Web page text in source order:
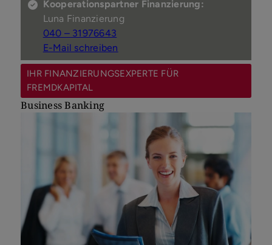
Kooperationspartner Finanzierung:
Luna Finanzierung
040 – 31976643
E-Mail schreiben
IHR FINANZIERUNGSEXPERTE FÜR
FREMDKAPITAL
Business Banking